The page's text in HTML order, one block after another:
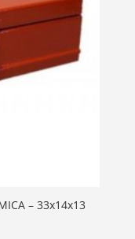
– 33x14x13